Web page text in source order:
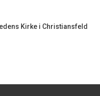
Kirke i Christiansfeld